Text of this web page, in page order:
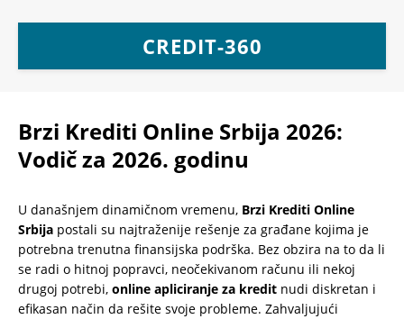
CREDIT-360
Brzi Krediti Online Srbija 2026:
Vodič za 2026. godinu
U današnjem dinamičnom vremenu, Brzi Krediti Online
Srbija postali su najtraženije rešenje za građane kojima je
potrebna trenutna finansijska podrška. Bez obzira na to da li
se radi o hitnoj popravci, neočekivanom računu ili nekoj
drugoj potrebi, online apliciranje za kredit nudi diskretan i
efikasan način da rešite svoje probleme. Zahvaljujući